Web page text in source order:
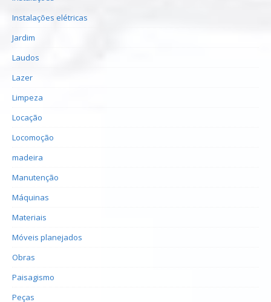
Instalações elétricas
Jardim
Laudos
Lazer
Limpeza
Locação
Locomoção
madeira
Manutenção
Máquinas
Materiais
Móveis planejados
Obras
Paisagismo
Peças